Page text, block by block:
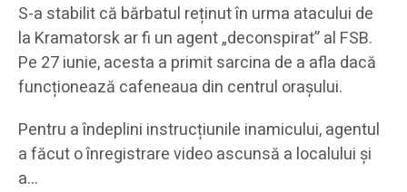
S-a stabilit că bărbatul reținut în urma atacului de
la Kramatorsk ar fi un agent „deconspirat” al FSB.
Pe 27 iunie, acesta a primit sarcina de a afla dacă
funcționează cafeneaua din centrul orașului.
Pentru a îndeplini instrucțiunile inamicului, agentul
a făcut o înregistrare video ascunsă a localului și
a…